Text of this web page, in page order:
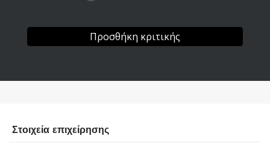
Προσθήκη κριτικής
Στοιχεία επιχείρησης